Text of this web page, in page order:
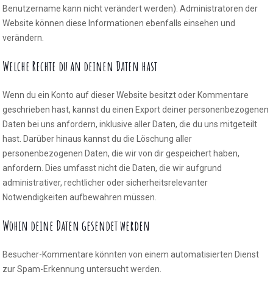
Benutzername kann nicht verändert werden). Administratoren der
Website können diese Informationen ebenfalls einsehen und
verändern.
Welche Rechte du an deinen Daten hast
Wenn du ein Konto auf dieser Website besitzt oder Kommentare
geschrieben hast, kannst du einen Export deiner personenbezogenen
Daten bei uns anfordern, inklusive aller Daten, die du uns mitgeteilt
hast. Darüber hinaus kannst du die Löschung aller
personenbezogenen Daten, die wir von dir gespeichert haben,
anfordern. Dies umfasst nicht die Daten, die wir aufgrund
administrativer, rechtlicher oder sicherheitsrelevanter
Notwendigkeiten aufbewahren müssen.
Wohin deine Daten gesendet werden
Besucher-Kommentare könnten von einem automatisierten Dienst
zur Spam-Erkennung untersucht werden.